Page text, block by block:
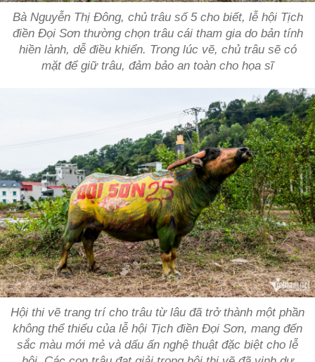
Bà Nguyễn Thị Đông, chủ trâu số 5 cho biết, lễ hội Tịch
điền Đọi Sơn thường chọn trâu cái tham gia do bản tính
hiền lành, dễ điều khiển. Trong lúc vẽ, chủ trâu sẽ có
mặt để giữ trâu, đảm bảo an toàn cho họa sĩ
Hội thi vẽ trang trí cho trâu từ lâu đã trở thành một phần
không thể thiếu của lễ hội Tịch điền Đọi Sơn, mang đến
sắc màu mới mẻ và dấu ấn nghệ thuật đặc biệt cho lễ